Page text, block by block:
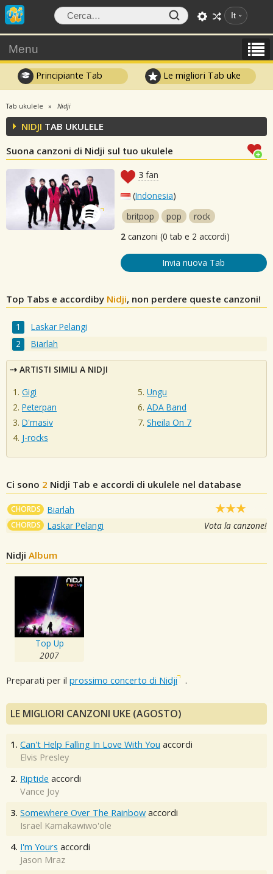
It
Menu
Principiante Tab Le migliori Tab uke
Tab ukulele Nidji
NIDJI TAB UKULELE
Suona canzoni di Nidji sul tuo ukulele
3 fan
(Indonesia)
britpop
pop
rock
2 canzoni (0 tab e 2 accordi)
Invia nuova Tab
Top Tabs e accordiby Nidji, non perdere queste canzoni!
Laskar Pelangi
Biarlah
ARTISTI SIMILI A NIDJI
Gigi
Peterpan
D'masiv
J-rocks
Ungu
ADA Band
Sheila On 7
Ci sono 2 Nidji Tab e accordi di ukulele nel database
CHORDS Biarlah
CHORDS Laskar Pelangi Vota la canzone!
Nidji Album
Top Up
2007
Preparati per il prossimo concerto di Nidji .
LE MIGLIORI CANZONI UKE (AGOSTO)
1. Can't Help Falling In Love With You accordi
Elvis Presley
2. Riptide accordi
Vance Joy
3. Somewhere Over The Rainbow accordi
Israel Kamakawiwo'ole
4. I'm Yours accordi
Jason Mraz